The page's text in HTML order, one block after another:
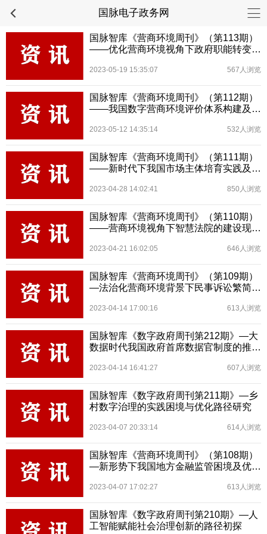
国脉电子政务网
国脉智库《营商环境周刊》（第113期）
——优化营商环境视角下政府职能转变研
2023-05-19 15:35:07 567人浏览
国脉智库《营商环境周刊》（第112期）
——我国数字营商环境评价体系构建及推
2023-05-12 14:35:14 532人浏览
国脉智库《营商环境周刊》（第111期）
——新时代下我国市场主体培育实践及完
2023-04-28 14:02:41 850人浏览
国脉智库《营商环境周刊》（第110期）
——营商环境视角下智慧法院的建设现状
2023-04-21 16:02:05 646人浏览
国脉智库《营商环境周刊》（第109期）
—法治化营商环境背景下民事诉讼繁简分
2023-04-14 17:00:16 613人浏览
国脉智库《数字政府周刊第212期》—大
数据时代我国政府首席数据官制度的推进
2023-04-14 16:41:27 607人浏览
国脉智库《数字政府周刊第211期》—乡
村数字治理的实践困境与优化路径研究
2023-04-07 20:33:14 614人浏览
国脉智库《营商环境周刊》（第108期）
—新形势下我国地方金融监管困境及优化
2023-04-07 17:02:27 613人浏览
国脉智库《数字政府周刊第210期》—人
工智能赋能社会治理创新的路径初探